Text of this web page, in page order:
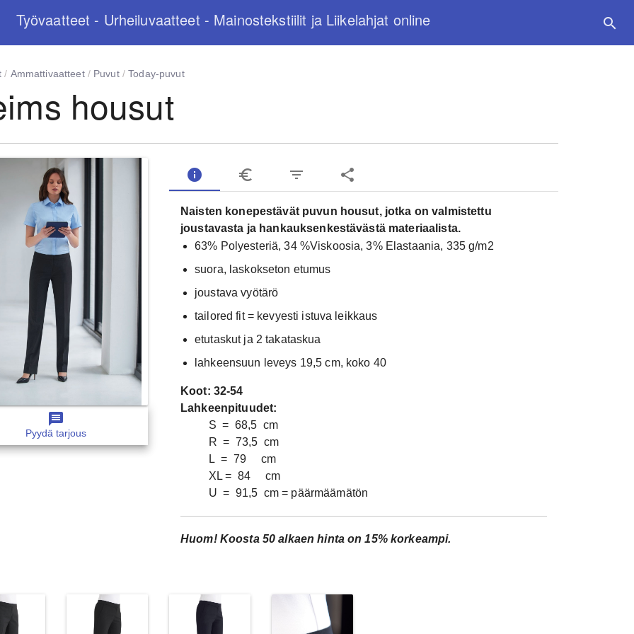
Työvaatteet - Urheiluvaatteet - Mainostekstiilit ja Liikelahjat online search
/ Ammattivaatteet/ Puvut/Today-puvut
housut
message
Pyydä tarjous
info euro_symbol filter_list share
Naisten konepestävät puvun housut, jotka on valmistettu
joustavasta ja hankauksenkestävästä materiaalista.
63% Polyesteriä, 34 %Viskoosia, 3% Elastaania, 335 g/m2
suora, laskokseton etumus
joustava vyötärö
tailored fit = kevyesti istuva leikkaus
etutaskut ja 2 takataskua
lahkeensuun leveys 19,5 cm, koko 40
Koot: 32-54
Lahkeenpituudet:
S = 68,5 cm
R = 73,5 cm
L = 79 cm
XL = 84 cm
U = 91,5 cm = päärmäämätön
Huom! Koosta 50 alkaen hinta on 15% korkeampi.